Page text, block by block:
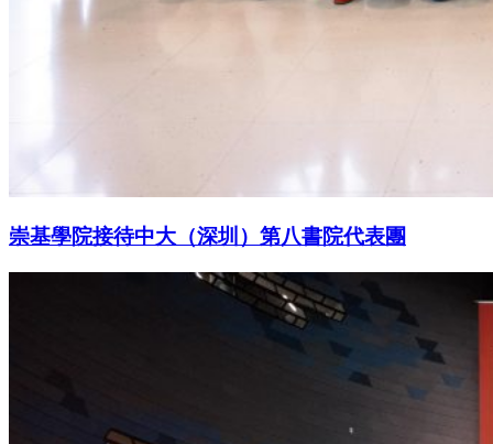
崇基學院接待中大（深圳）第八書院代表團